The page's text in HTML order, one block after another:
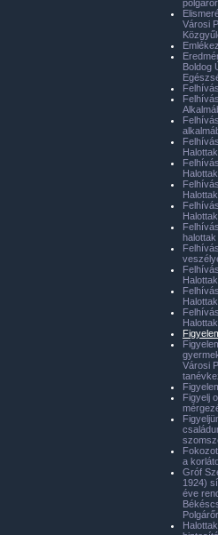
Városi
Boldog
Felhívás
halottak
Városi
Figyelj
a
Gróf
1924)
éve